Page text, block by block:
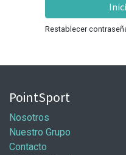
Restablecer
PointSport
Nosotros
Nuestro Grupo
Contacto